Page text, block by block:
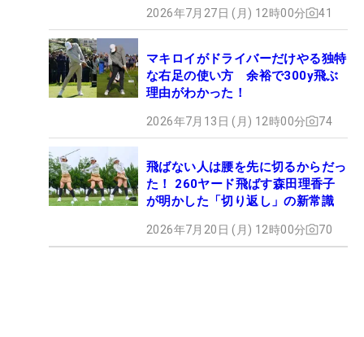
2026年7月27日 (月) 12時00分 41
マキロイがドライバーだけやる独特
な右足の使い方 余裕で300y飛ぶ
理由がわかった！
2026年7月13日 (月) 12時00分 74
飛ばない人は腰を先に切るからだっ
た！ 260ヤード飛ばす森田理香子
が明かした「切り返し」の新常識
2026年7月20日 (月) 12時00分 70